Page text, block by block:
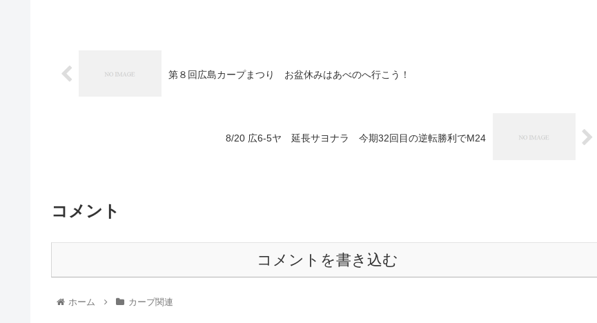
第８回広島カープまつり お盆休みはあべのへ行こう！
8/20 広6-5ヤ 延長サヨナラ 今期32回目の逆転勝利でM24
コメント
コメントを書き込む
ホーム カープ関連